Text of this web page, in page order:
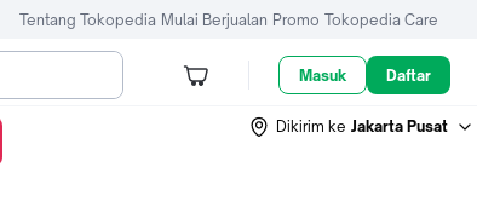
Tentang Tokopedia Mulai Berjualan Promo Tokopedia Care
Masuk Daftar
Dikirim ke Jakarta Pusat